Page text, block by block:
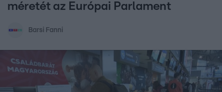
méretét az Európai Parlament
Barsi Fanni